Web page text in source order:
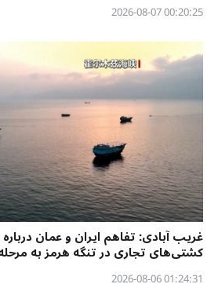
00:20:25 2026-08-07
غریب آبادی: تفاهم ایران و عمان
کشتی‌های تجاری در تنگه هرمز به
01:24:31 2026-08-06